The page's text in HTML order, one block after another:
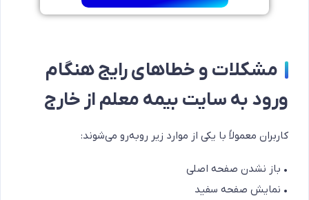
مشکلات و خطاهای رایج هنگام
ورود به سایت بیمه معلم از خارج
کاربران معمولاً با یکی از موارد زیر روبه‌رو می‌شوند:
• باز نشدن صفحه اصلی
• نمایش صفحه سفید